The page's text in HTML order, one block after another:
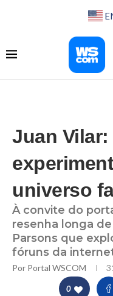
Juan Vilar:
universo
À convite do
resenha longa
Parsons que
fóruns da
Por Portal WSCOM
0